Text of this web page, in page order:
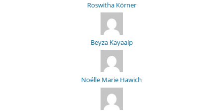
Roswitha Körner
Beyza Kayaalp
Noélle Marie Hawich